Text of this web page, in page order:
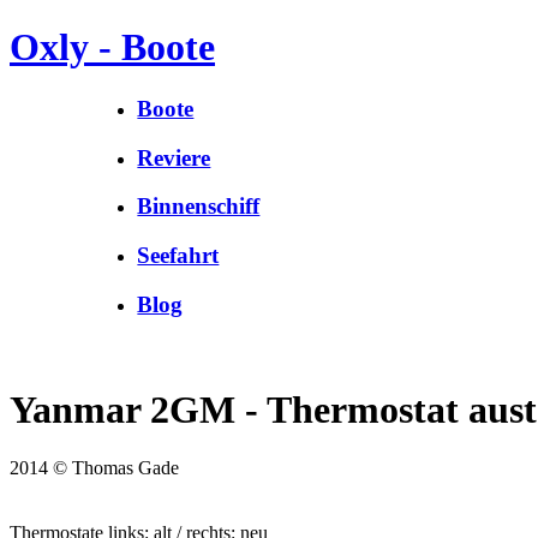
Oxly - Boote
Boote
Reviere
Binnenschiff
Seefahrt
Blog
Yanmar 2GM - Thermostat
2014 © Thomas Gade
Thermostate links: alt / rechts: neu